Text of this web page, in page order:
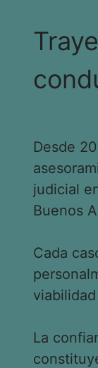
Desde
judicial
Buenos
Cada
La